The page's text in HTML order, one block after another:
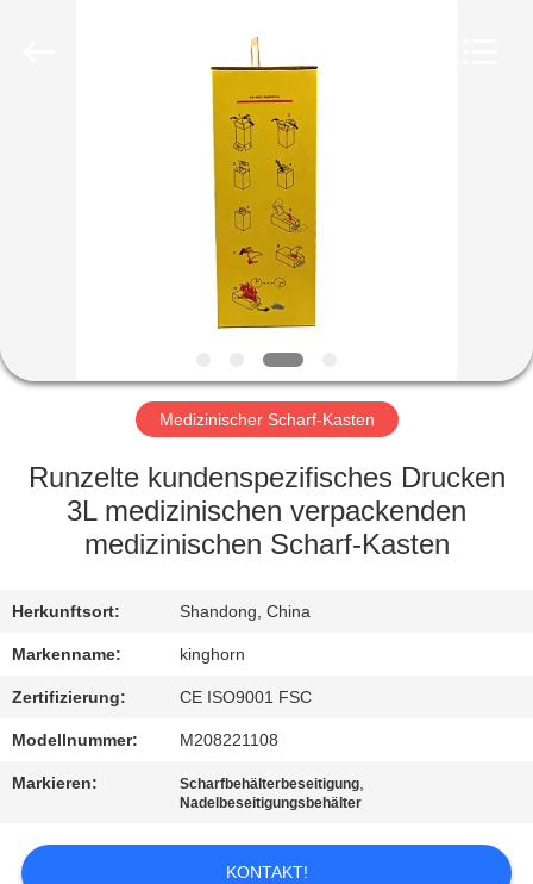
FABRIK-
AUSFLUG
QUALITÄTSKONTROLLE
SIE
MIT
UNS
IN
VERBINDUNG
NACHRICHTEN
Medizinischer Scharf-Kasten
Runzelte kundenspezifisches Drucken
3L medizinischen verpackenden
medizinischen Scharf-Kasten
Herkunftsort: Shandong, China
Markenname: kinghorn
Zertifizierung: CE ISO9001 FSC
Modellnummer: M208221108
Markieren: Scharfbehälterbeseitigung,
Nadelbeseitigungsbehälter
KONTAKT!